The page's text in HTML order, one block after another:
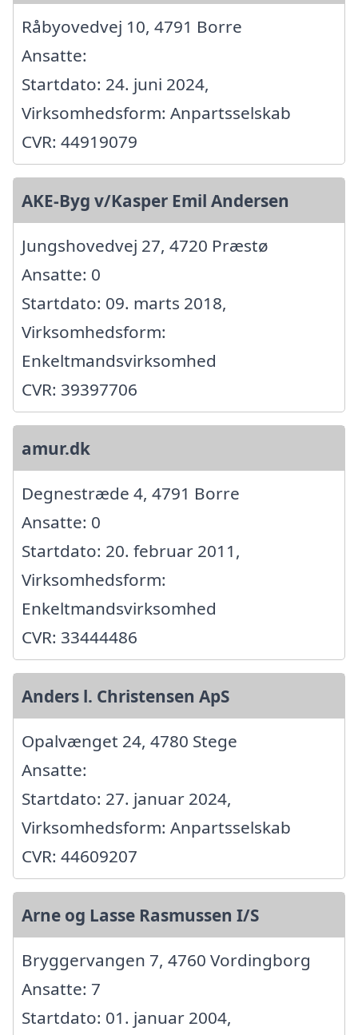
Råbyovedvej 10, 4791 Borre
Ansatte:
Startdato: 24. juni 2024,
Virksomhedsform: Anpartsselskab
CVR: 44919079
AKE-Byg v/Kasper Emil Andersen
Jungshovedvej 27, 4720 Præstø
Ansatte: 0
Startdato: 09. marts 2018,
Virksomhedsform:
Enkeltmandsvirksomhed
CVR: 39397706
amur.dk
Degnestræde 4, 4791 Borre
Ansatte: 0
Startdato: 20. februar 2011,
Virksomhedsform:
Enkeltmandsvirksomhed
CVR: 33444486
Anders l. Christensen ApS
Opalvænget 24, 4780 Stege
Ansatte:
Startdato: 27. januar 2024,
Virksomhedsform: Anpartsselskab
CVR: 44609207
Arne og Lasse Rasmussen I/S
Bryggervangen 7, 4760 Vordingborg
Ansatte: 7
Startdato: 01. januar 2004,